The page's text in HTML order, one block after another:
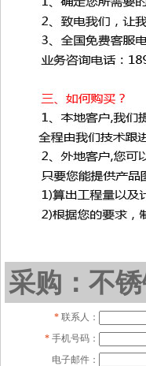
采购：不
* 联系人：
* 手机号码：
电子邮件：